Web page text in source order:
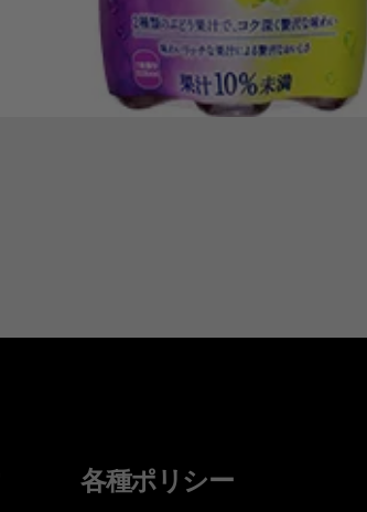
各種ポリシー